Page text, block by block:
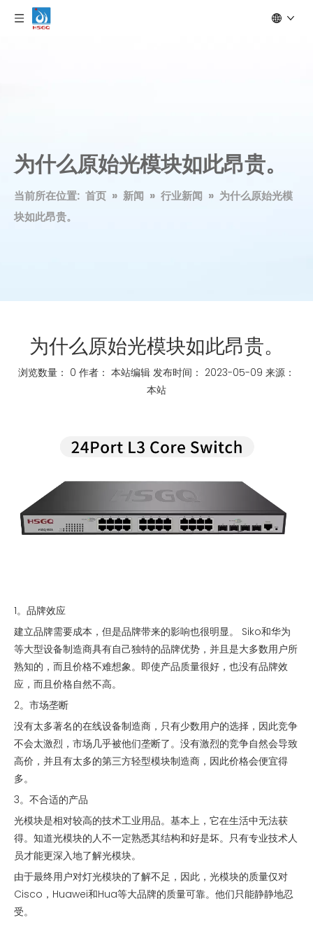
为什么原始光模块如此昂贵。
当前所在位置: 首页 » 新闻 » 行业新闻 » 为什么原始光模
块如此昂贵。
为什么原始光模块如此昂贵。
浏览数量： 0 作者： 本站编辑 发布时间： 2023-05-09 来源：
本站
1。品牌效应
建立品牌需要成本，但是品牌带来的影响也很明显。 Siko和华为
等大型设备制造商具有自己独特的品牌优势，并且是大多数用户所
熟知的，而且价格不难想象。即使产品质量很好，也没有品牌效
应，而且价格自然不高。
2。市场垄断
没有太多著名的在线设备制造商，只有少数用户的选择，因此竞争
不会太激烈，市场几乎被他们垄断了。没有激烈的竞争自然会导致
高价，并且有太多的第三方轻型模块制造商，因此价格会便宜得
多。
3。不合适的产品
光模块是相对较高的技术工业用品。基本上，它在生活中无法获
得。知道光模块的人不一定熟悉其结构和好是坏。只有专业技术人
员才能更深入地了解光模块。
由于最终用户对灯光模块的了解不足，因此，光模块的质量仅对
Cisco，Huawei和Hua等大品牌的质量可靠。他们只能静静地忍
受。